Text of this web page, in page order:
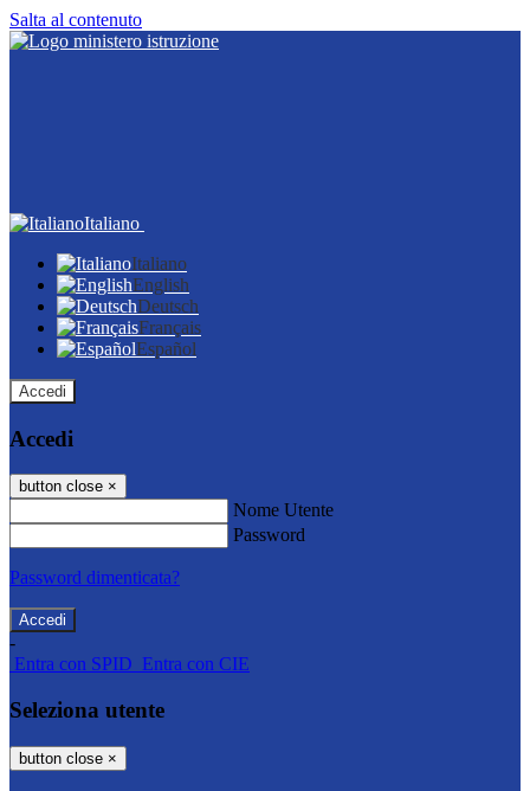
Salta al contenuto
Italiano
Italiano
English
Deutsch
Français
Español
Accedi
Accedi
button close ×
Nome Utente
Password
Password dimenticata?
-
Entra con SPID Entra con CIE
Seleziona utente
button close ×